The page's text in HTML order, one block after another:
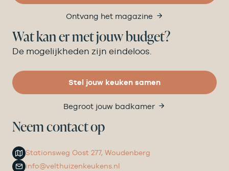
Ontvang het magazine
Wat kan er met jouw budget?
De mogelijkheden zijn eindeloos.
Stel jouw keuken samen
Begroot jouw badkamer
Neem contact op
Stationsweg Oost 277, Woudenberg
info@velthuizenkeukens.nl